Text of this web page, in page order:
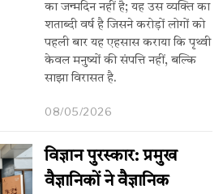
का जन्मदिन नहीं है; यह उस व्यक्ति का
शताब्दी वर्ष है जिसने करोड़ों लोगों को
पहली बार यह एहसास कराया कि पृथ्वी
केवल मनुष्यों की संपत्ति नहीं, बल्कि
साझा विरासत है.
08/05/2026
विज्ञान पुरस्कार: प्रमुख
वैज्ञानिकों ने वैज्ञानिक